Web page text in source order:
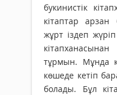
букинистік
кітаптар
жұрт іздеп
тұрмын. Мұнда
көшеде кетіп
болады. Бұл